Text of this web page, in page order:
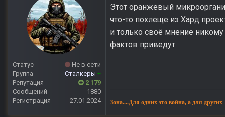
Статус
Не в сети
Группа
Сталкеры +
Репутация
2 179
Сообщений
1880
Регистрация
27.01.2024
Этот оранжевый
что-то похлеще из Хард
и только своё мнение
фактов приведут
Зона....Для одних это война, а для